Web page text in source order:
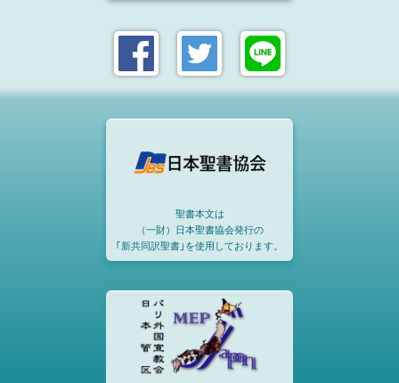
聖書本文は
（一財）日本聖書協会発行の
｢新共同訳聖書｣を使用しております。